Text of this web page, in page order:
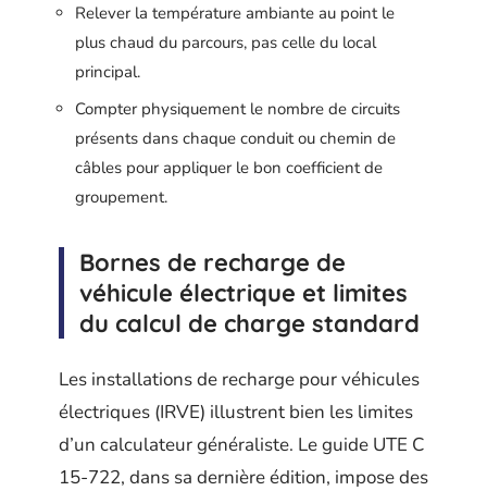
Relever la température ambiante au point le
plus chaud du parcours, pas celle du local
principal.
Compter physiquement le nombre de circuits
présents dans chaque conduit ou chemin de
câbles pour appliquer le bon coefficient de
groupement.
Bornes de recharge de
véhicule électrique et limites
du calcul de charge standard
Les installations de recharge pour véhicules
électriques (IRVE) illustrent bien les limites
d’un calculateur généraliste. Le guide UTE C
15-722, dans sa dernière édition, impose des